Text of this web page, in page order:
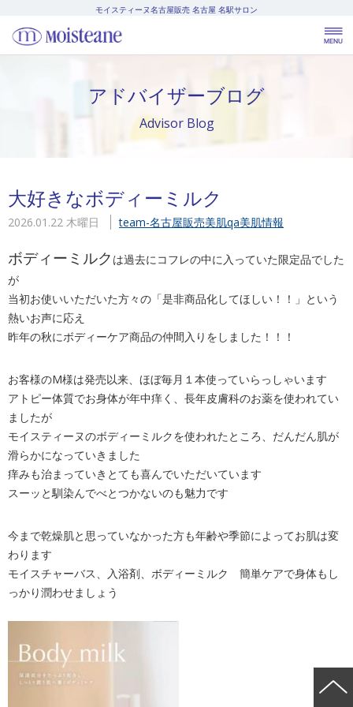
モイスティーヌ名古屋販売 名古屋 名駅サロン
アドバイザーブログ
Advisor Blog
大好きなボディーミルク
2026.01.22 木曜日 team-名古屋販売美肌qa美肌情報
ボディーミルク は過去にコフレの中に入っていた限定品でした
が
当初お使いいただいた方々の「是非商品化してほしい！！」という
熱いお声に応え
昨年の秋にボディーケア商品の仲間入りをしました！！！
お客様のM様は発売以来、ほぼ毎月１本使っていらっしゃいます
アトピー体質でお身体が年中痒く、長年皮膚科のお薬を使われてい
ましたが
モイスティーヌのボディーミルクを使われたところ、だんだん肌が
滑らかになっていきました
痒みも治まっていきとても喜んでいただいています
スーッと馴染んでべとつかないのも魅力です
今まで乾燥肌と思っていなかった方も年齢や季節によってお肌は変
わります
モイスチャーバス、入浴剤、ボディーミルク 簡単ケアで身体もし
っかり潤わせましょう